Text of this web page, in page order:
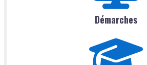
Démarches